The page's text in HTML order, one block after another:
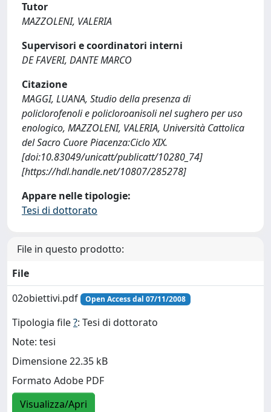
Tutor
MAZZOLENI, VALERIA
Supervisori e coordinatori interni
DE FAVERI, DANTE MARCO
Citazione
MAGGI, LUANA, Studio della presenza di
policlorofenoli e policloroanisoli nel sughero per uso
enologico, MAZZOLENI, VALERIA, Università Cattolica
del Sacro Cuore Piacenza:Ciclo XIX.
[doi:10.83049/unicatt/publicatt/10280_74]
[https://hdl.handle.net/10807/285278]
Appare nelle tipologie:
Tesi di dottorato
File in questo prodotto:
File
02obiettivi.pdf
Open Access dal 07/11/2008
Tipologia file?: Tesi di dottorato
Note: tesi
Dimensione 22.35 kB
Formato Adobe PDF
Visualizza/Apri